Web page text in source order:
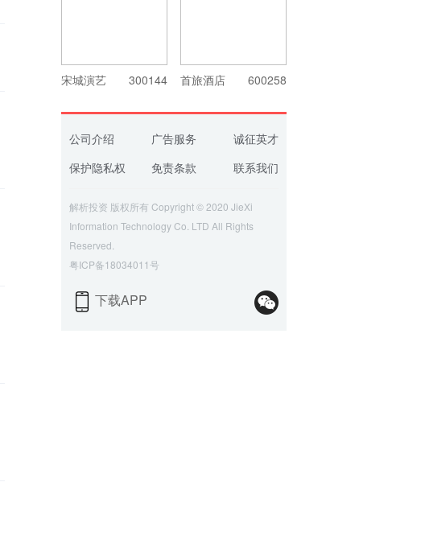
宋城演艺 300144 首旅酒店 600258
公司介绍 广告服务
诚征英才
保护隐私权
免责条款 联系我们
解析投资 版权所有 Copyright © 2020 JieXi
Information Technology Co. LTD All Rights
Reserved.
粤ICP备18034011号
下载APP